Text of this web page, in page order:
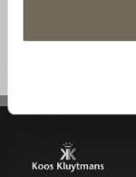
Kom langs